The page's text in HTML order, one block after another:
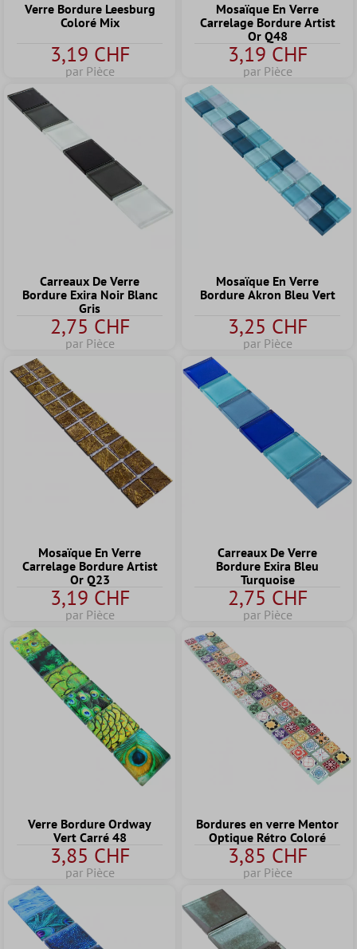
Verre Bordure Leesburg
Coloré Mix
3,19 CHF
par Pièce
Mosaïque En Verre
Carrelage Bordure Artist
Or Q48
3,19 CHF
par Pièce
Carreaux De Verre
Bordure Exira Noir Blanc
Gris
2,75 CHF
par Pièce
Mosaïque En Verre
Bordure Akron Bleu Vert
3,25 CHF
par Pièce
Mosaïque En Verre
Carrelage Bordure Artist
Or Q23
3,19 CHF
par Pièce
Carreaux De Verre
Bordure Exira Bleu
Turquoise
2,75 CHF
par Pièce
Verre Bordure Ordway
Vert Carré 48
3,85 CHF
par Pièce
Bordures en verre Mentor
Optique Rétro Coloré
3,85 CHF
par Pièce